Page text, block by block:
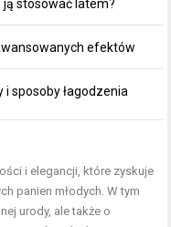
stosować latem?
efektów
sposoby łagodzenia
i elegancji, które zyskuje
panien młodych. W tym
urody, ale także o